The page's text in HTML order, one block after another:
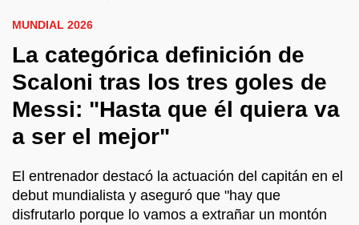
MUNDIAL 2026
La categórica definición de
Scaloni tras los tres goles de
Messi: "Hasta que él quiera va
a ser el mejor"
El entrenador destacó la actuación del capitán en el
debut mundialista y aseguró que "hay que
disfrutarlo porque lo vamos a extrañar un montón